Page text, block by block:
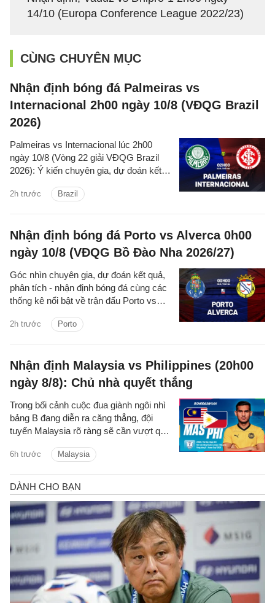
14/10 (Europa Conference League 2022/23)
CÙNG CHUYÊN MỤC
Nhận định bóng đá Palmeiras vs
Internacional 2h00 ngày 10/8 (VĐQG Brazil
2026)
2h trước Brazil
Palmeiras vs Internacional lúc 2h00
ngày 10/8 (Vòng 22 giải VĐQG Brazil
2026): Ý kiến chuyên gia, dự đoán kết
thống kê chi tiết về hai đội.
Nhận định bóng đá Porto vs Alverca 0h00
ngày 10/8 (VĐQG Bồ Đào Nha 2026/27)
2h trước Porto
Góc nhìn chuyên gia, dự đoán kết quả,
phân tích - nhận định bóng đá cùng các
thống kê nổi bật về trận đấu Porto vs
2026/27 đêm nay.
Nhận định Malaysia vs Philippines (20h00
ngày 8/8): Chủ nhà quyết thắng
6h trước Malaysia
Trong bối cảnh cuộc đua giành ngôi nhì
bảng B đang diễn ra căng thẳng, đội
tuyển Malaysia rõ ràng sẽ cần vượt qua